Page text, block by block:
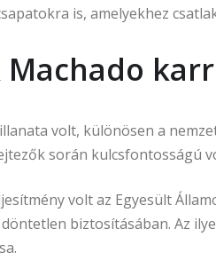
is, amelyekhez
volt, különösen a
során kulcsfontosságú
volt az Egyesült
biztosításában. Az